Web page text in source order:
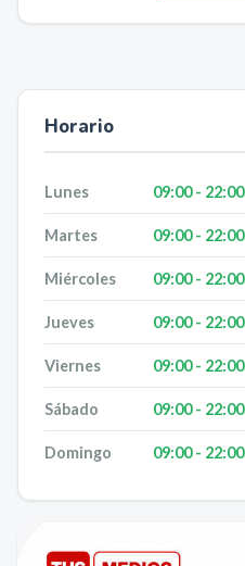
Horario
Lunes 09:00 - 22:00
Martes 09:00 - 22:00
Miércoles 09:00 - 22:00
Jueves 09:00 - 22:00
Viernes 09:00 - 22:00
Sábado 09:00 - 22:00
Domingo 09:00 - 22:00